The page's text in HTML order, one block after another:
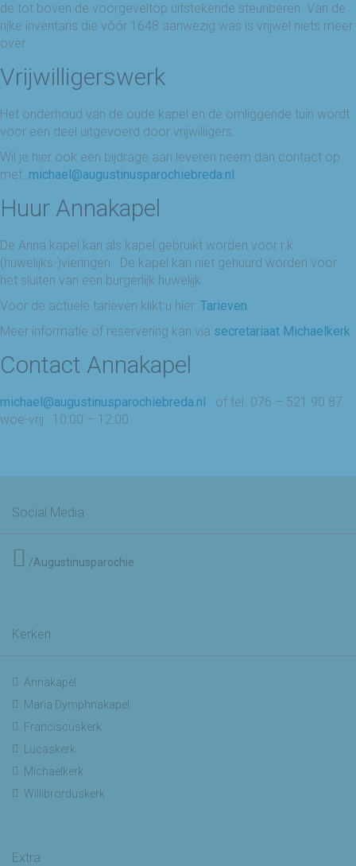
de tot boven de voorgeveltop uitstekende steunberen. Van de
rijke inventaris die vóór 1648 aanwezig was is vrijwel niets meer
over.
Vrijwilligerswerk
Het onderhoud van de oude kapel en de omliggende tuin wordt
voor een deel uitgevoerd door vrijwilligers.
Wil je hier ook een bijdrage aan leveren neem dan contact op
met michael@augustinusparochiebreda.nl
Huur Annakapel
De Anna kapel kan als kapel gebruikt worden voor r.k
(huwelijks-)vieringen. De kapel kan niet gehuurd worden voor
het sluiten van een burgerlijk huwelijk.
Voor de actuele tarieven klikt u hier: Tarieven
Meer informatie of reservering kan via secretariaat Michaelkerk
Contact Annakapel
michael@augustinusparochiebreda.nl of tel. 076 – 521 90 87
woe-vrij: 10:00 – 12:00
Social Media
/Augustinusparochie
Kerken
Annakapel
Maria Dymphnakapel
Franciscuskerk
Lucaskerk
Michaelkerk
Willibrorduskerk
Extra